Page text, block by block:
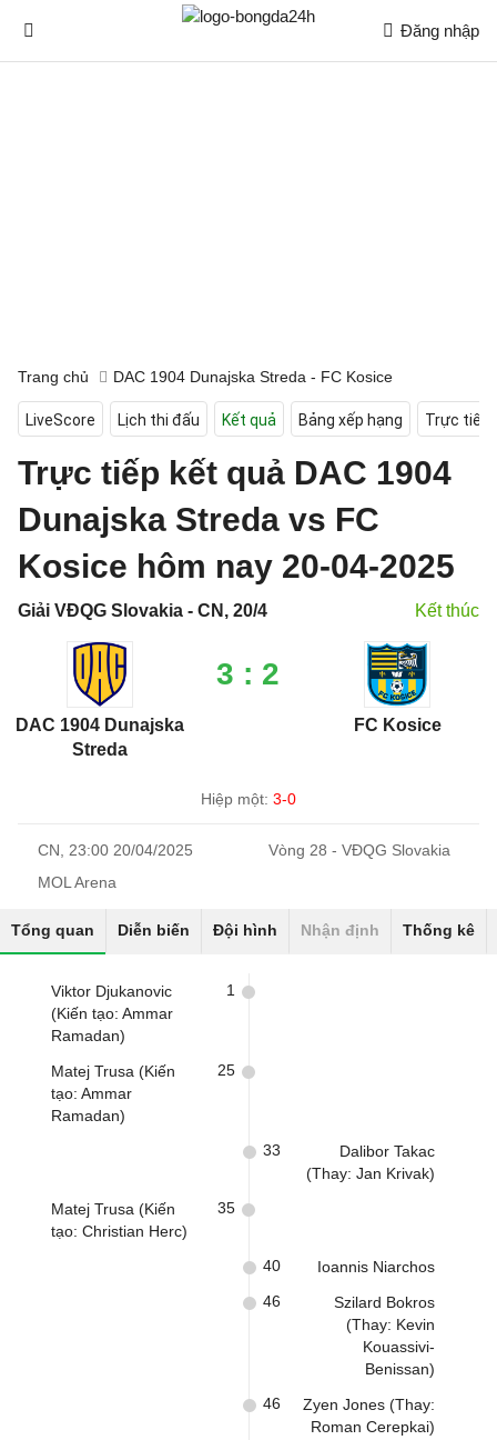
Đăng nhập
Trang chủ DAC 1904 Dunajska Streda - FC Kosice
LiveScore Lịch thi đấu Kết quả Bảng xếp hạng Trực tiếp
Trực tiếp kết quả DAC 1904
Dunajska Streda vs FC
Kosice hôm nay 20-04-2025
Giải VĐQG Slovakia - CN, 20/4 Kết thúc
DAC 1904 Dunajska
Streda
3 : 2
FC Kosice
Hiệp một: 3-0
CN, 23:00 20/04/2025
Vòng 28 - VĐQG Slovakia
MOL Arena
Tổng quan Diễn biến Đội hình Nhận định Thống kê
Viktor Djukanovic
(Kiến tạo: Ammar
Ramadan)
1
Matej Trusa (Kiến
tạo: Ammar
Ramadan)
25
Dalibor Takac
(Thay: Jan Krivak)
33
Matej Trusa (Kiến
tạo: Christian Herc)
35
Ioannis Niarchos
40
Szilard Bokros
(Thay: Kevin
Kouassivi-
Benissan)
46
Zyen Jones (Thay:
Roman Cerepkai)
46